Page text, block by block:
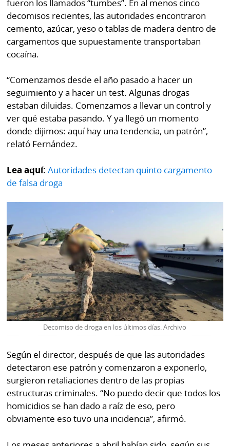
fueron los llamados “tumbes”. En al menos cinco
decomisos recientes, las autoridades encontraron
cemento, azúcar, yeso o tablas de madera dentro de
cargamentos que supuestamente transportaban
cocaína.
“Comenzamos desde el año pasado a hacer un
seguimiento y a hacer un test. Algunas drogas
estaban diluidas. Comenzamos a llevar un control y
ver qué estaba pasando. Y ya llegó un momento
donde dijimos: aquí hay una tendencia, un patrón”,
relató Fernández.
Lea aquí: Autoridades detectan quinto cargamento
de falsa droga
Decomiso de droga en los últimos días. Archivo
Según el director, después de que las autoridades
detectaron ese patrón y comenzaron a exponerlo,
surgieron retaliaciones dentro de las propias
estructuras criminales. “No puedo decir que todos los
homicidios se han dado a raíz de eso, pero
obviamente eso tuvo una incidencia”, afirmó.